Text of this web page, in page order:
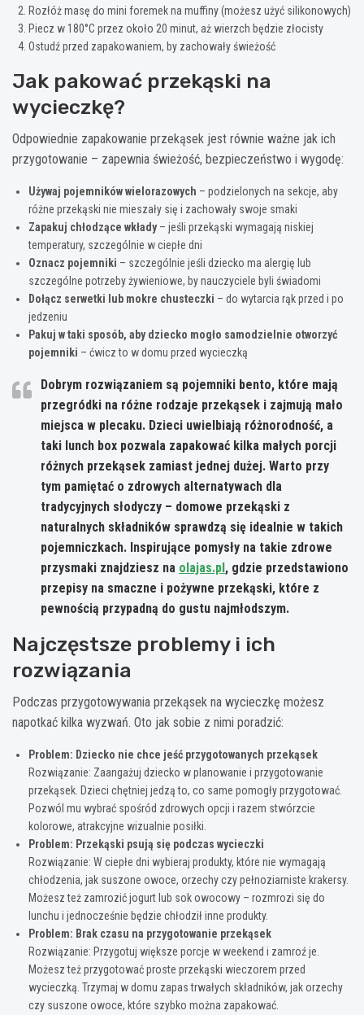
Rozłóż masę do mini foremek na muffiny (możesz użyć silikonowych)
Piecz w 180°C przez około 20 minut, aż wierzch będzie złocisty
Ostudź przed zapakowaniem, by zachowały świeżość
Jak pakować przekąski na
wycieczkę?
Odpowiednie zapakowanie przekąsek jest równie ważne jak ich
przygotowanie – zapewnia świeżość, bezpieczeństwo i wygodę:
Używaj pojemników wielorazowych – podzielonych na sekcje, aby
różne przekąski nie mieszały się i zachowały swoje smaki
Zapakuj chłodzące wkłady– jeśli przekąski wymagają niskiej
temperatury, szczególnie w ciepłe dni
Oznacz pojemniki – szczególnie jeśli dziecko ma alergię lub
szczególne potrzeby żywieniowe, by nauczyciele byli świadomi
Dołącz serwetki lub mokre chusteczki – do wytarcia rąk przed i po
jedzeniu
Pakuj w taki sposób, aby dziecko mogło samodzielnie otworzyć
pojemniki – ćwicz to w domu przed wycieczką
Dobrym rozwiązaniem są pojemniki bento, które mają
przegródki na różne rodzaje przekąsek i zajmują mało
miejsca w plecaku. Dzieci uwielbiają różnorodność, a
taki lunch box pozwala zapakować kilka małych porcji
różnych przekąsek zamiast jednej dużej. Warto przy
tym pamiętać o zdrowych alternatywach dla
tradycyjnych słodyczy – domowe przekąski z
naturalnych składników sprawdzą się idealnie w takich
pojemniczkach. Inspirujące pomysły na takie zdrowe
przysmaki znajdziesz na olajas.pl, gdzie przedstawiono
przepisy na smaczne i pożywne przekąski, które z
pewnością przypadną do gustu najmłodszym.
Najczęstsze problemy i ich
rozwiązania
Podczas przygotowywania przekąsek na wycieczkę możesz
napotkać kilka wyzwań. Oto jak sobie z nimi poradzić:
Problem: Dziecko nie chce jeść przygotowanych przekąsek
Rozwiązanie: Zaangażuj dziecko w planowanie i przygotowanie
przekąsek. Dzieci chętniej jedzą to, co same pomogły przygotować.
Pozwól mu wybrać spośród zdrowych opcji i razem stwórzcie
kolorowe, atrakcyjne wizualnie posiłki.
Problem: Przekąski psują się podczas wycieczki
Rozwiązanie: W ciepłe dni wybieraj produkty, które nie wymagają
chłodzenia, jak suszone owoce, orzechy czy pełnoziarniste krakersy.
Możesz też zamrozić jogurt lub sok owocowy – rozmrozi się do
lunchu i jednocześnie będzie chłodził inne produkty.
Problem: Brak czasu na przygotowanie przekąsek
Rozwiązanie: Przygotuj większe porcje w weekend i zamroź je.
Możesz też przygotować proste przekąski wieczorem przed
wycieczką. Trzymaj w domu zapas trwałych składników, jak orzechy
czy suszone owoce, które szybko można zapakować.